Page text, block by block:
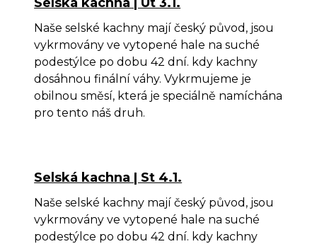
Selská kachna | Út 3.1.
Naše selské kachny mají český původ, jsou
vykrmovány ve vytopené hale na suché
podestýlce po dobu 42 dní. kdy kachny
dosáhnou finální váhy. Vykrmujeme je
obilnou směsí, která je speciálně namíchána
pro tento náš druh.
Selská kachna | St 4.1.
Naše selské kachny mají český původ, jsou
vykrmovány ve vytopené hale na suché
podestýlce po dobu 42 dní. kdy kachny